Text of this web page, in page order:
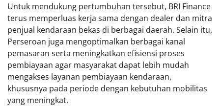
Untuk mendukung pertumbuhan tersebut, BRI Finance
terus memperluas kerja sama dengan dealer dan mitra
penjual kendaraan bekas di berbagai daerah. Selain itu,
Perseroan juga mengoptimalkan berbagai kanal
pemasaran serta meningkatkan efisiensi proses
pembiayaan agar masyarakat dapat lebih mudah
mengakses layanan pembiayaan kendaraan,
khususnya pada periode dengan kebutuhan mobilitas
yang meningkat.